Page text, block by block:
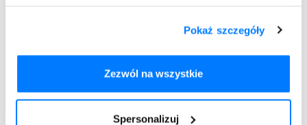
Pokaż szczegóły
Zezwól na wszystkie
Spersonalizuj
ciąży lub planujących ciążę. Lekarz może jednak go
wdrożyć, jednak korzyści z tym związane muszą znacznie
pacjentka zajdzie w ciążę, nie powinna samodzielnie
przerywać leczenia i musi o tym natychmiast